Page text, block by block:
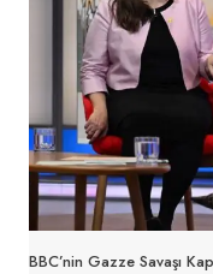
BBC’nin Gazze Savaşı